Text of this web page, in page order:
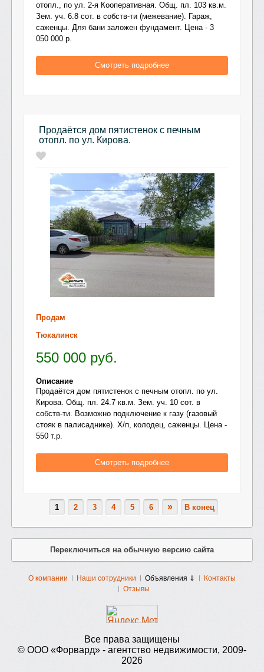
отопл., по ул. 2-я Кооперативная. Общ. пл. 103 кв.м.
Зем. уч. 6.8 сот. в собств-ти (межевание). Гараж,
саженцы. Для бани заложен фундамент. Цена - 3
050 000 р.
Смотреть подробнее
Продаётся дом пятистенок с печным
отопл. по ул. Кирова.
Продам
Тюкалинск
550 000 руб.
Описание
Продаётся дом пятистенок с печным отопл. по ул.
Кирова. Общ. пл. 24.7 кв.м. Зем. уч. 10 сот. в
собств-ти. Возможно подключение к газу (газовый
стояк в палисаднике). Х/п, колодец, саженцы. Цена -
550 т.р.
Смотреть подробнее
1 2 3 4 5 6 » В конец
Переключиться на обычную версию сайта
О компании Наши сотрудники Объявления ⇓
Контакты
Отзывы
Все права защищены
© ООО «Форвард» - агентство недвижимости, 2009-
2026